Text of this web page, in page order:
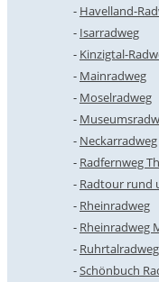
Havelland-
Isarradweg
Kinzigtal-
Mainradweg
Moselradweg
Neckarradweg
Radfernweg
Radtour rund
Rheinradweg
Rheinradweg
Ruhrtalradweg
Schönbuch